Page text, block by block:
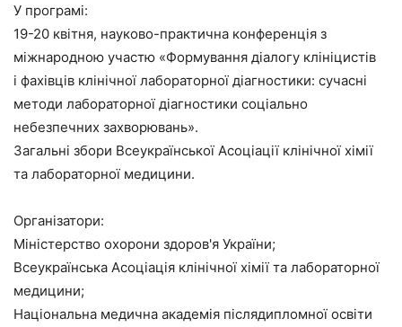
У програмі:
19-20 квітня, науково-практична конференція з
міжнародною участю «Формування діалогу клініцистів
і фахівців клінічної лабораторної діагностики: сучасні
методи лабораторної діагностики соціально
небезпечних захворювань».
Загальні збори Всеукраїнської Асоціації клінічної хімії
та лабораторної медицини.
Організатори:
Міністерство охорони здоров'я України;
Всеукраїнська Асоціація клінічної хімії та лабораторної
медицини;
Національна медична академія післядипломної освіти